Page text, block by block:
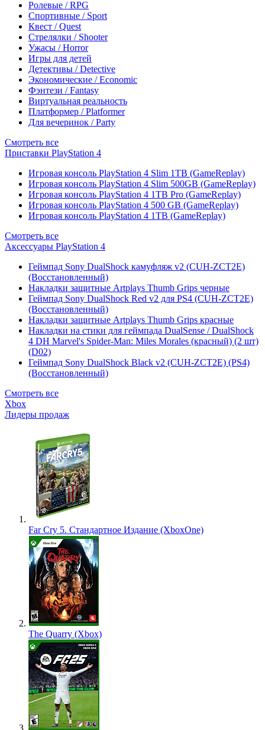
Ролевые / RPG
Спортивные / Sport
Квест / Quest
Стрелялки / Shooter
Ужасы / Horror
Игры для детей
Детективы / Detective
Экономические / Economic
Фэнтези / Fantasy
Виртуальная реальность
Платформер / Platformer
Для вечеринок / Party
Смотреть все
Приставки PlayStation 4
Игровая консоль PlayStation 4 Slim 1TB (GameReplay)
Игровая консоль PlayStation 4 Slim 500GB (GameReplay)
Игровая консоль PlayStation 4 1TB Pro (GameReplay)
Игровая консоль PlayStation 4 500 GB (GameReplay)
Игровая консоль PlayStation 4 1TB (GameReplay)
Смотреть все
Аксессуары PlayStation 4
Геймпад Sony DualShock камуфляж v2 (CUH-ZCT2E)
(Восстановленный)
Накладки защитные Artplays Thumb Grips черные
Геймпад Sony DualShock Red v2 для PS4 (CUH-ZCT2E)
(Восстановленный)
Накладки защитные Artplays Thumb Grips красные
Накладки на стики для геймпада DualSense / DualShock
4 DH Marvel's Spider-Man: Miles Morales (красный) (2 шт)
(D02)
Геймпад Sony DualShock Black v2 (CUH-ZCT2E) (PS4)
(Восстановленный)
Смотреть все
Xbox
Лидеры продаж
Far Cry 5. Стандартное Издание (XboxOne)
The Quarry (Xbox)